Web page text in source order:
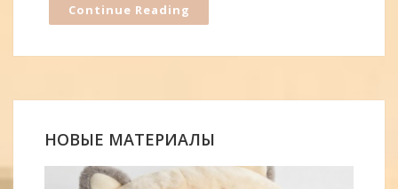
Continue Reading
НОВЫЕ МАТЕРИАЛЫ